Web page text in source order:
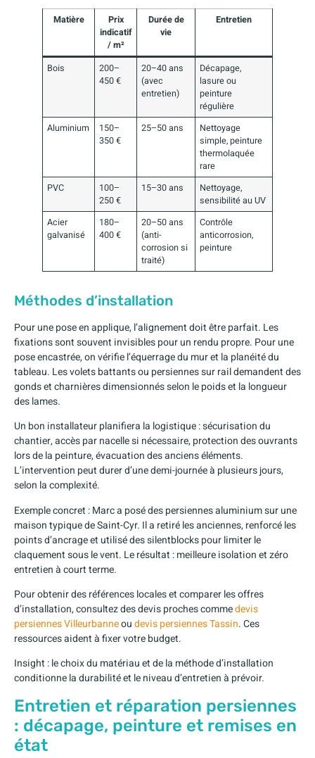
Matière
Prix
indicatif
/ m²
Durée de
vie
Entretien
Bois
200–
450 €
20–40 ans
(avec
entretien)
Décapage,
lasure ou
peinture
régulière
Aluminium
150–
350 €
25–50 ans
Nettoyage
simple, peinture
thermolaquée
rare
PVC
100–
250 €
15–30 ans
Nettoyage,
sensibilité au UV
Acier
galvanisé
180–
400 €
20–50 ans
(anti-
corrosion si
traité)
Contrôle
anticorrosion,
peinture
Méthodes d’installation
Pour une pose en applique, l’alignement doit être parfait. Les
fixations sont souvent invisibles pour un rendu propre. Pour une
pose encastrée, on vérifie l’équerrage du mur et la planéité du
tableau. Les volets battants ou persiennes sur rail demandent des
gonds et charnières dimensionnés selon le poids et la longueur
des lames.
Un bon installateur planifiera la logistique : sécurisation du
chantier, accès par nacelle si nécessaire, protection des ouvrants
lors de la peinture, évacuation des anciens éléments.
L’intervention peut durer d’une demi-journée à plusieurs jours,
selon la complexité.
Exemple concret : Marc a posé des persiennes aluminium sur une
maison typique de Saint-Cyr. Il a retiré les anciennes, renforcé les
points d’ancrage et utilisé des silentblocks pour limiter le
claquement sous le vent. Le résultat : meilleure isolation et zéro
entretien à court terme.
Pour obtenir des références locales et comparer les offres
d’installation, consultez des devis proches commedevis
persiennes Villeurbanneoudevis persiennes Tassin. Ces
ressources aident à fixer votre budget.
Insight : le choix du matériau et de la méthode d’installation
conditionne la durabilité et le niveau d’entretien à prévoir.
Entretien et réparation persiennes
: décapage, peinture et remises en
état